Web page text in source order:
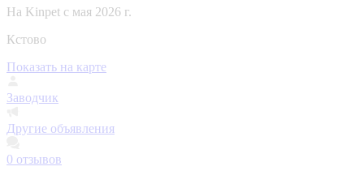
На Kinpet c мая 2026 г.
Кстово
Показать на карте
Заводчик
Другие объявления
0 отзывов